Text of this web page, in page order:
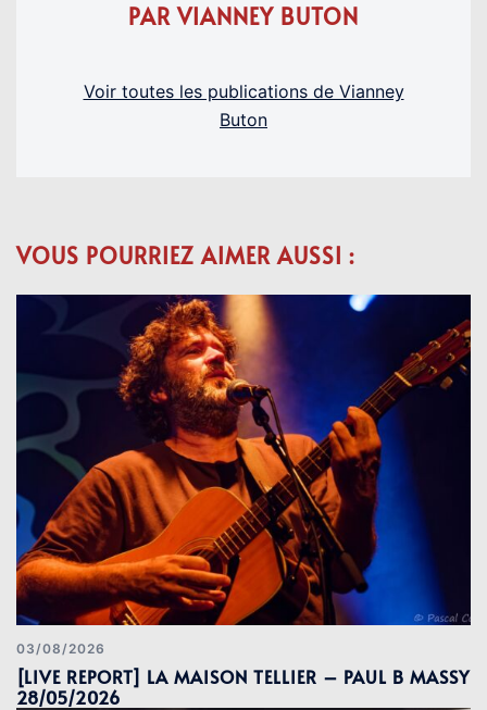
PAR VIANNEY BUTON
Voir toutes les publications de Vianney
Buton
VOUS POURRIEZ AIMER AUSSI :
03/08/2026
[LIVE REPORT] LA MAISON TELLIER – PAUL B MASSY
28/05/2026